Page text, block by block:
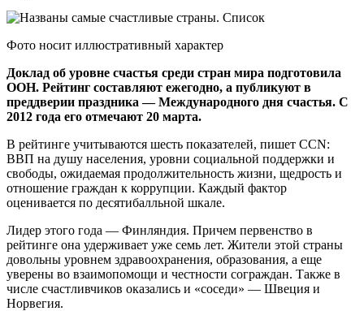
Фото носит иллюстративный характер
Доклад об уровне счастья среди стран мира подготовила
ООН. Рейтинг составляют ежегодно, а публикуют в
преддверии праздника — Международного дня счастья. С
2012 года его отмечают 20 марта.
В рейтинге учитываются шесть показателей, пишет CCN:
ВВП на душу населения, уровни социальной поддержки и
свободы, ожидаемая продолжительность жизни, щедрость и
отношение граждан к коррупции. Каждый фактор
оценивается по десятибалльной шкале.
Лидер этого года — Финляндия. Причем первенство в
рейтинге она удерживает уже семь лет. Жители этой страны
довольны уровнем здравоохранения, образования, а еще
уверены во взаимопомощи и честности сограждан. Также в
числе счастливчиков оказались и «соседи» — Швеция и
Норвегия.